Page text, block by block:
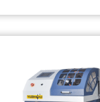
用精···